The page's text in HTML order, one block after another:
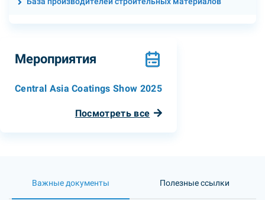
Мероприятия
Central Asia Coatings Show 2025
Посмотреть все
Важные документы Полезные ссылки